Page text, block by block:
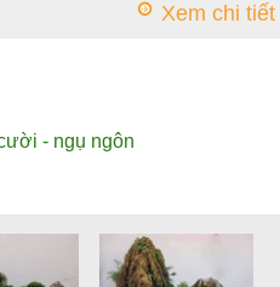
Xem chi tiết
- ngụ ngôn